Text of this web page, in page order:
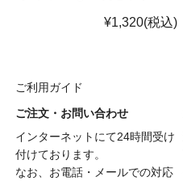
¥1,320(税込)
ご利用ガイド
ご注文・お問い合わせ
インターネットにて24時間受け
付けております。
なお、お電話・メールでの対応